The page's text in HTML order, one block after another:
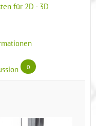
für 2D - 3D
0